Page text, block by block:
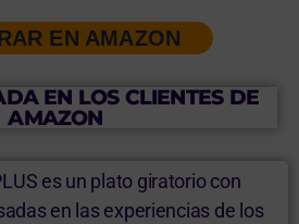
EN AMAZON
EN LOS CLIENTES DE
AMAZON
es un plato giratorio con
en las experiencias de los